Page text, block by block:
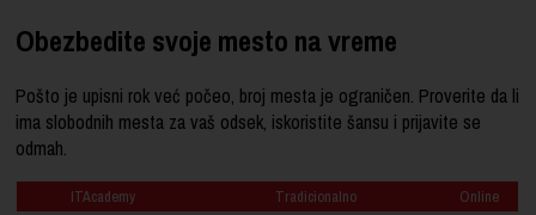
Obezbedite svoje mesto na vreme
Pošto je upisni rok već počeo, broj mesta je ograničen. Proverite da li
ima slobodnih mesta za vaš odsek, iskoristite šansu i prijavite se
odmah.
ITAcademy Tradicionalno
Online